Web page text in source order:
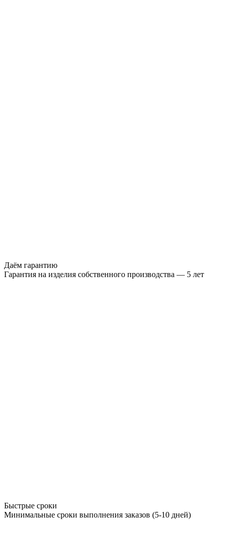
Даём гарантию
Гарантия на изделия собственного производства — 5 лет
Быстрые сроки
Минимальные сроки выполнения заказов (5-10 дней)